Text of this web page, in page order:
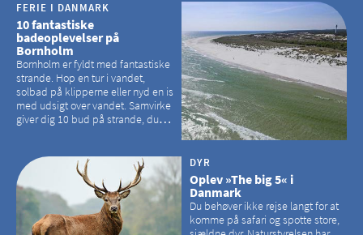
FERIE I DANMARK
10 fantastiske
badeoplevelser på
Bornholm
Bornholm er fyldt med fantastiske
strande. Hop en tur i vandet,
solbad på klipperne eller nyd en is
med udsigt over vandet. Samvirke
giver dig 10 bud på strande, du
DYR
Oplev »The big 5« i
Danmark
Du behøver ikke rejse langt for at
komme på safari og spotte store,